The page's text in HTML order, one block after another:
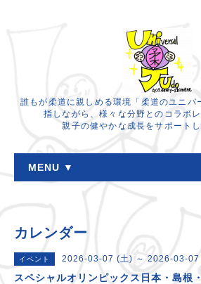
誰もが柔道に親しめる環境「柔道のユニバ
指しながら、様々な分野とのコラボ
親子の健やかな成長をサポートし
MENU ▼
カレンダー
イベント 2026-03-07 (土) ～ 2026-03-
スペシャルオリンピックス日本・島根